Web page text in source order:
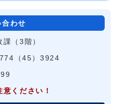
合わせ
（3階）
（45）3924
ください！